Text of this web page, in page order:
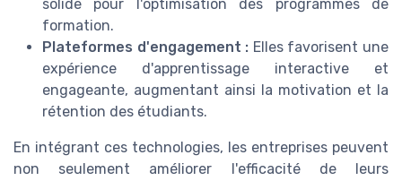
solide pour l'optimisation des programmes de
formation.
Plateformes d'engagement : Elles favorisent une
expérience d'apprentissage interactive et
engageante, augmentant ainsi la motivation et la
rétention des étudiants.
En intégrant ces technologies, les entreprises peuvent
non seulement améliorer l'efficacité de leurs